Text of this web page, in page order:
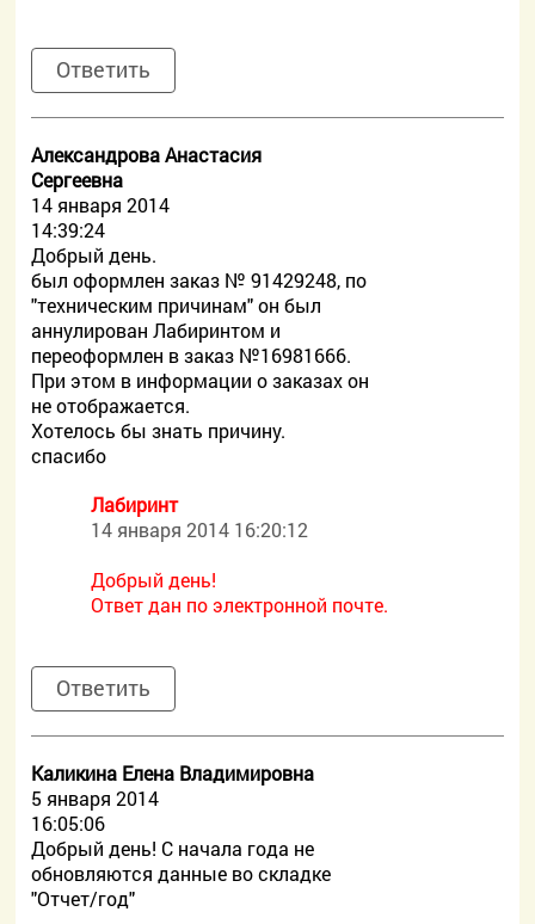
Ответить
Александрова Анастасия
Сергеевна
14 января 2014
14:39:24
Добрый день.
был оформлен заказ № 91429248, по
"техническим причинам" он был
аннулирован Лабиринтом и
переоформлен в заказ №16981666.
При этом в информации о заказах он
не отображается.
Хотелось бы знать причину.
спасибо
Лабиринт
14 января 2014 16:20:12
Добрый день!
Ответ дан по электронной почте.
Ответить
Каликина Елена Владимировна
5 января 2014
16:05:06
Добрый день! С начала года не
обновляются данные во складке
"Отчет/год"